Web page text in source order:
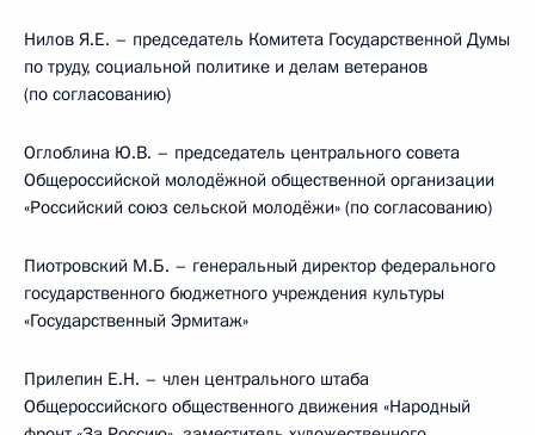
Нилов Я.Е. – председатель Комитета Государственной Думы
по труду, социальной политике и делам ветеранов
(по согласованию)
Оглоблина Ю.В. – председатель центрального совета
Общероссийской молодёжной общественной организации
«Российский союз сельской молодёжи» (по согласованию)
Пиотровский М.Б. – генеральный директор федерального
государственного бюджетного учреждения культуры
«Государственный Эрмитаж»
Прилепин Е.Н. – член центрального штаба
Общероссийского общественного движения «Народный